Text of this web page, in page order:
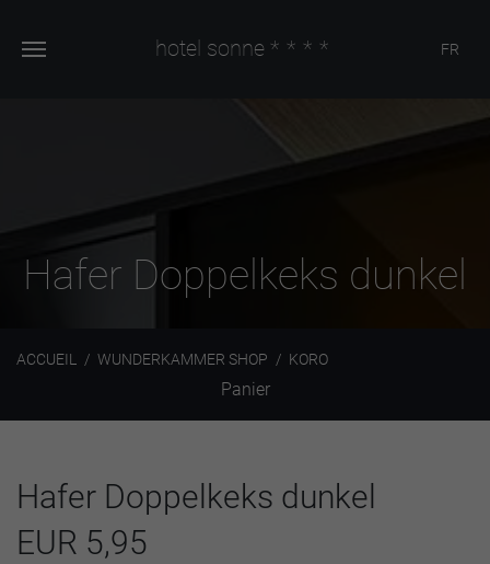
hotel sonne **** FR
Hafer Doppelkeks dunkel
ACCUEIL WUNDERKAMMER SHOP KORO
Panier
Hafer Doppelkeks dunkel
EUR 5,95